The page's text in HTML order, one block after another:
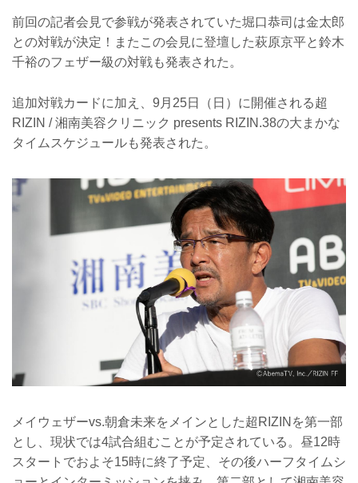
前回の記者会見で参戦が発表されていた堀口恭司は金太郎
との対戦が決定！またこの会見に登壇した萩原京平と鈴木
千裕のフェザー級の対戦も発表された。
追加対戦カードに加え、9月25日（日）に開催される超
RIZIN / 湘南美容クリニック presents RIZIN.38の大まかな
タイムスケジュールも発表された。
メイウェザーvs.朝倉未来をメインとした超RIZINを第一部
とし、現状では4試合組むことが予定されている。昼12時
スタートでおよそ15時に終了予定、その後ハーフタイムシ